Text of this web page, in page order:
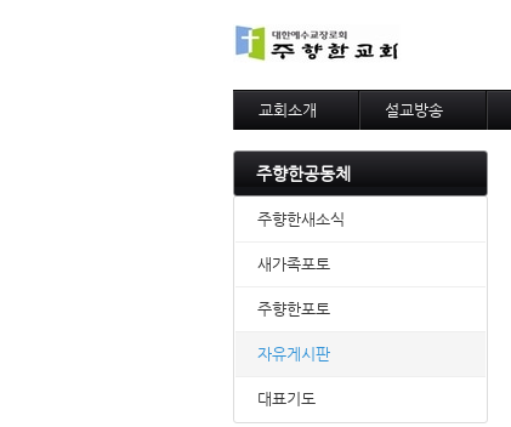
교회소개
설립비전
목자의편지
팀별사역
제자훈련
설교방송
주향한공동체
주향한새소식
새가족포토
주향한포토
자유게시판
대표기도